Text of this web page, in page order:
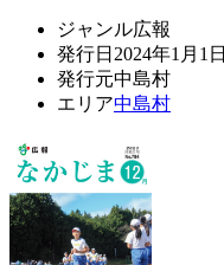
ジャンル広報
発行日 2024年1月1日
発行元中島村
エリア中島村